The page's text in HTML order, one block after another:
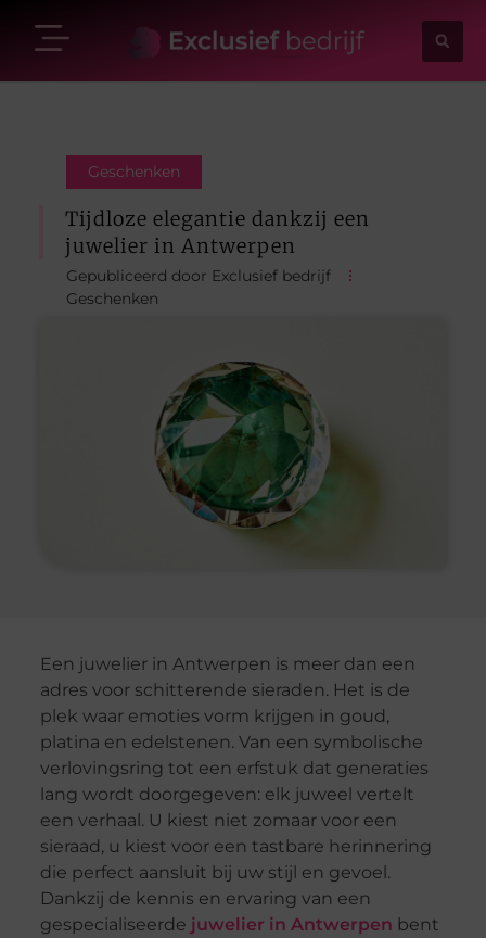
Geschenken
Tijdloze elegantie dankzij een
juwelier in Antwerpen
Gepubliceerd door Exclusief bedrijf
Geschenken
Een juwelier in Antwerpen is meer dan een
adres voor schitterende sieraden. Het is de
plek waar emoties vorm krijgen in goud,
platina en edelstenen. Van een symbolische
verlovingsring tot een erfstuk dat generaties
lang wordt doorgegeven: elk juweel vertelt
een verhaal. U kiest niet zomaar voor een
sieraad, u kiest voor een tastbare herinnering
die perfect aansluit bij uw stijl en gevoel.
Dankzij de kennis en ervaring van een
gespecialiseerde juwelier in Antwerpen bent